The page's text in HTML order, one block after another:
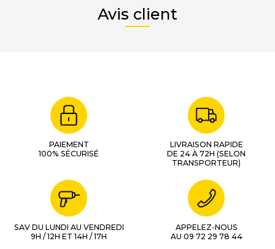
Avis client
PAIEMENT
100% SÉCURISÉ
LIVRAISON RAPIDE
DE 24 À 72H (SELON
TRANSPORTEUR)
SAV DU LUNDI AU VENDREDI
9H / 12H ET 14H / 17H
APPELEZ-NOUS
AU 09 72 29 78 44